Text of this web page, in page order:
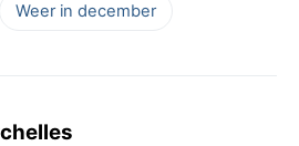
Weer in december